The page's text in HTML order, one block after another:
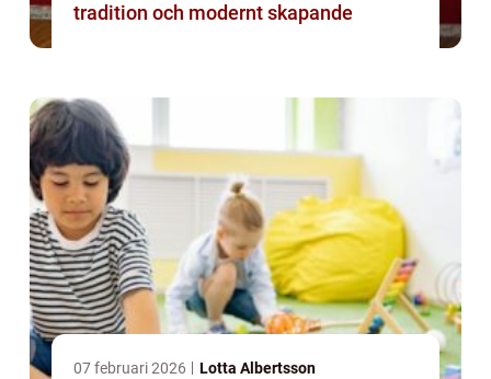
tradition och modernt skapande
07 februari 2026 Lotta Albertsson